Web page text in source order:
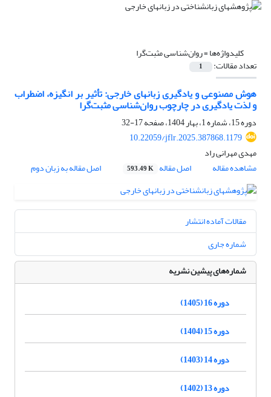
کلیدواژه‌ها =روان‌شناسی مثبت‌گرا
تعداد مقالات: 1
هوش مصنوعی و یادگیری زبانهای خارجی: تأثیر بر انگیزه، اضطراب
و لذت یادگیری در چارچوب روان‌شناسی مثبت‌گرا
دوره 15، شماره 1، بهار 1404، صفحه
17-32
10.22059/jflr.2025.387868.1179
مهدی مهرانی راد
مشاهده مقاله
اصل مقاله 593.49 K اصل مقاله به زبان دوم
مقالات آماده انتشار
شماره جاری
شماره‌های پیشین نشریه
دوره 16 (1405)
دوره 15 (1404)
دوره 14 (1403)
دوره 13 (1402)